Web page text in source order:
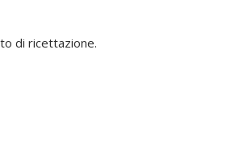
di ricettazione.